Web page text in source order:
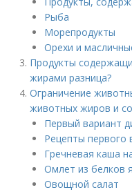
Рыба
Морепродукты
Орехи и
Продукты
жирами разница?
Ограничение
животных жиров и
Первый вариант
Рецепты первого
Гречневая каша
Омлет из белков
Овощной салат